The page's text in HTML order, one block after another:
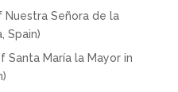
Nuestra Señora de la
Spain)
María la Mayor in